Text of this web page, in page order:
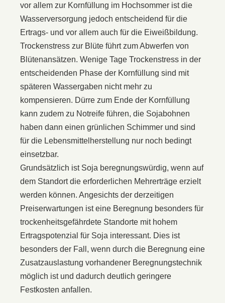
vor allem zur Kornfüllung im Hochsommer ist die
Wasserversorgung jedoch entscheidend für die
Ertrags- und vor allem auch für die Eiweißbildung.
Trockenstress zur Blüte führt zum Abwerfen von
Blütenansätzen. Wenige Tage Trockenstress in der
entscheidenden Phase der Kornfüllung sind mit
späteren Wassergaben nicht mehr zu
kompensieren. Dürre zum Ende der Kornfüllung
kann zudem zu Notreife führen, die Sojabohnen
haben dann einen grünlichen Schimmer und sind
für die Lebensmittelherstellung nur noch bedingt
einsetzbar.
Grundsätzlich ist Soja beregnungswürdig, wenn auf
dem Standort die erforderlichen Mehrerträge erzielt
werden können. Angesichts der derzeitigen
Preiserwartungen ist eine Beregnung besonders für
trockenheitsgefährdete Standorte mit hohem
Ertragspotenzial für Soja interessant. Dies ist
besonders der Fall, wenn durch die Beregnung eine
Zusatzauslastung vorhandener Beregnungstechnik
möglich ist und dadurch deutlich geringere
Festkosten anfallen.